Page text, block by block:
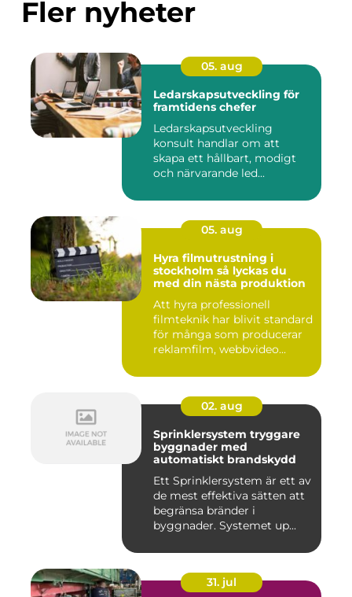
Fler nyheter
05. aug
Ledarskapsutveckling för
framtidens chefer
Ledarskapsutveckling
konsult handlar om att
skapa ett hållbart, modigt
och närvarande led...
05. aug
Hyra filmutrustning i
stockholm så lyckas du
med din nästa produktion
Att hyra professionell
filmteknik har blivit standard
för många som producerar
reklamfilm, webbvideo...
02. aug
Sprinklersystem tryggare
byggnader med
automatiskt brandskydd
Ett Sprinklersystem är ett av
de mest effektiva sätten att
begränsa bränder i
byggnader. Systemet up...
31. jul